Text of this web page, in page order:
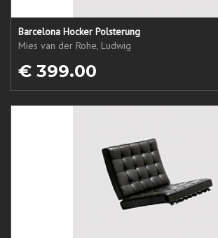
Barcelona Hocker Polsterung
Mies van der Rohe, Ludwig
€ 399.00